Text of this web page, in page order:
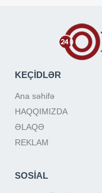
KEÇİDLƏR
Ana səhifə
HAQQIMIZDA
ƏLAQƏ
REKLAM
SOSİAL